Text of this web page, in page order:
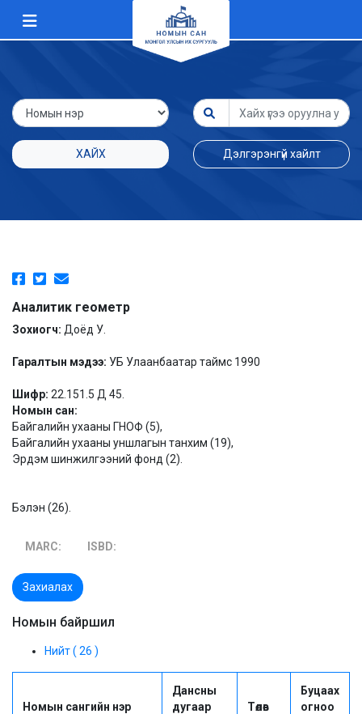
ХАЙХ Дэлгэрэнгүй хайлт
Аналитик геометр
Зохиогч: Доёд У.
Гаралтын мэдээ: УБ Улаанбаатар таймс 1990
Шифр: 22.151.5 Д 45.
Номын сан:
Байгалийн ухааны ГНОФ (5),
Байгалийн ухааны уншлагын танхим (19),
Эрдэм шинжилгээний фонд (2).
Бэлэн (26).
MARC: ISBD:
Захиалах
Номын байршил
Нийт ( 26 )
Номын сангийн нэр
Дансны
дугаар
Төлөв
Буцаах
огноо